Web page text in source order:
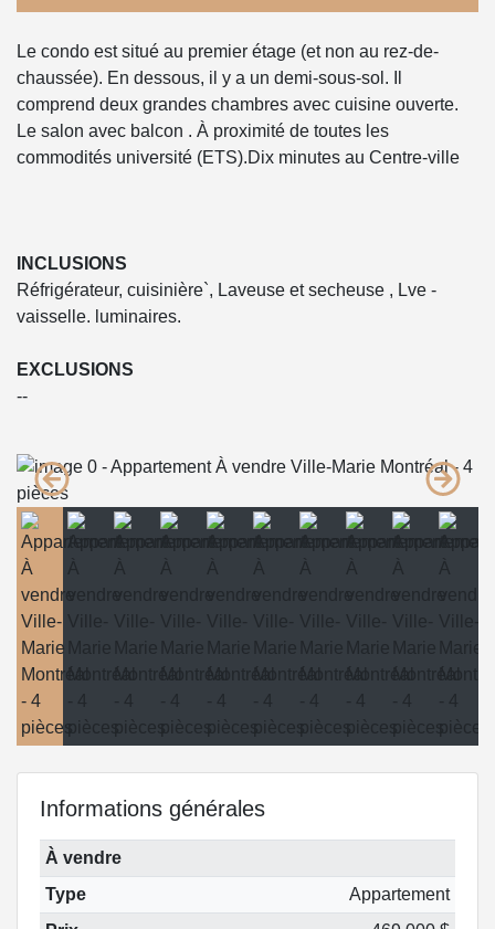
Le condo est situé au premier étage (et non au rez-de-
chaussée). En dessous, il y a un demi-sous-sol. Il
comprend deux grandes chambres avec cuisine ouverte.
Le salon avec balcon . À proximité de toutes les
commodités université (ETS).Dix minutes au Centre-ville
INCLUSIONS
Réfrigérateur, cuisinière`, Laveuse et secheuse , Lve -
vaisselle. luminaires.
EXCLUSIONS
--
Informations générales
À vendre
Type
Appartement